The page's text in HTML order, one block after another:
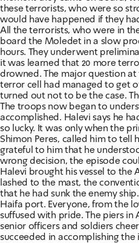
these terrorists, who were so
would have happened if they
All the terrorists, who were in
board the Moledet in a slow
hours. They underwent
it was learned that 20 more
drowned. The major question
terror cell had managed to get
turned out not to be the case.
The troops now began to
accomplished. Halevi says he
so lucky. It was only when the
Shimon Peres, called him to tell
grateful to him that he
wrong decision, the episode
Halevi brought his vessel to
lashed to the mast, the
that he had sunk the enemy
Haifa port. Everyone, from the
suffused with pride. The piers in
senior officers and soldiers
succeeded in accomplishing the